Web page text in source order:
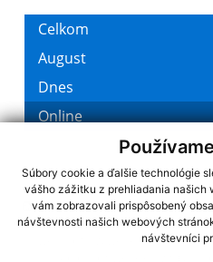
Súbory cookie a ďalšie technológie
vášho zážitku z prehliadania našich
vám zobrazovali prispôsobený
návštevnosti našich webových
návštevníci
využite možnosť získavania
CMS systém (redakčný) systém
webex.digital, s.r.o.,